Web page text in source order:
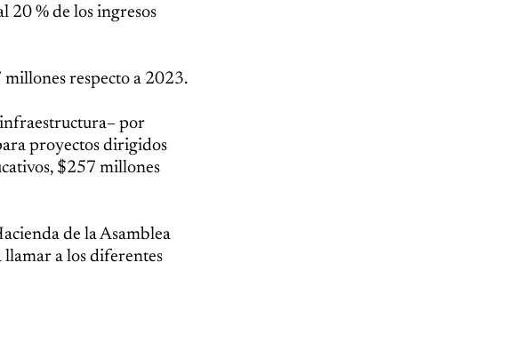
20 % de los ingresos
respecto a 2023.
por
proyectos dirigidos
$257 millones
de la Asamblea
llamar a los diferentes